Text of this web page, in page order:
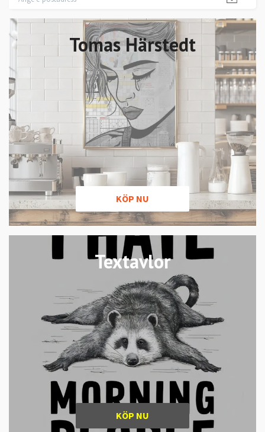
Tomas Härstedt
KÖP NU
Textavlor
KÖP NU